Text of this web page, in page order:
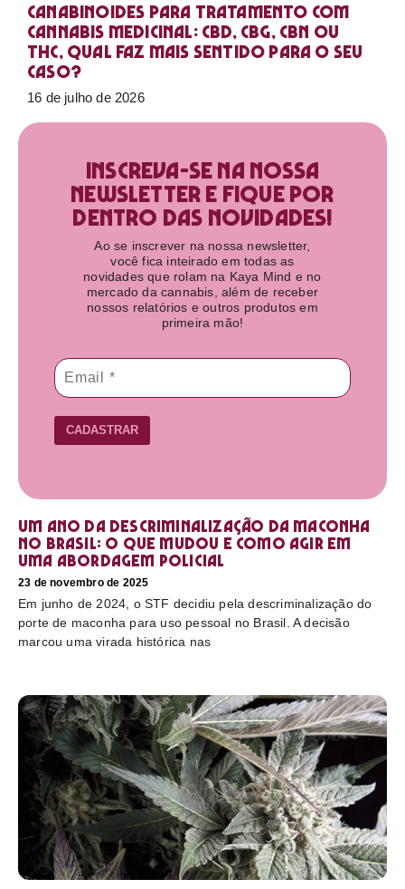
Canabinoides para tratamento com
cannabis medicinal: CBD, CBG, CBN ou
THC, qual faz mais sentido para o seu
caso?
16 de julho de 2026
Inscreva-se na nossa
newsletter e fique por
dentro das novidades!​
Ao se inscrever na nossa newsletter,
você fica inteirado em todas as
novidades que rolam na Kaya Mind e no
mercado da cannabis, além de receber
nossos relatórios e outros produtos em
primeira mão!
CADASTRAR
Um ano da descriminalização da maconha
no Brasil: o que mudou e como agir em
uma abordagem policial
23 de novembro de 2025
Em junho de 2024, o STF decidiu pela descriminalização do
porte de maconha para uso pessoal no Brasil. A decisão
marcou uma virada histórica nas